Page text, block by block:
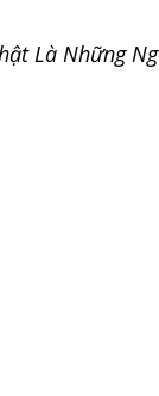
Là Những